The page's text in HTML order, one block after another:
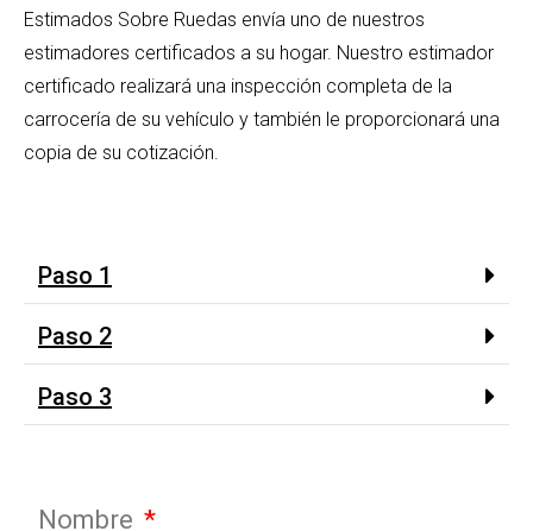
Estimados Sobre Ruedas envía uno de nuestros
estimadores certificados a su hogar. Nuestro estimador
certificado realizará una inspección completa de la
carrocería de su vehículo y también le proporcionará una
copia de su cotización.
Paso 1
Paso 2
Paso 3
Nombre